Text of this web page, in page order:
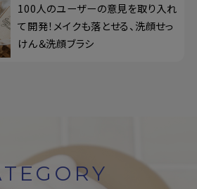
100人のユーザーの意見を取り入れ
て開発！メイクも落とせる、洗顔せっ
けん＆洗顔ブラシ